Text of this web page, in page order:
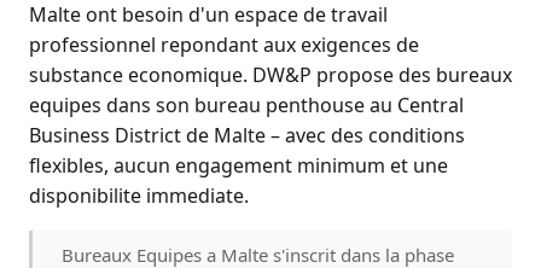
Malte ont besoin d'un espace de travail
professionnel repondant aux exigences de
substance economique. DW&P propose des bureaux
equipes dans son bureau penthouse au Central
Business District de Malte – avec des conditions
flexibles, aucun engagement minimum et une
disponibilite immediate.
Bureaux Equipes a Malte s'inscrit dans la phase